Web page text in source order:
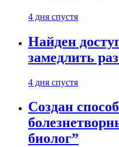
4 дня спустя
Найден
замедлить
4 дня спустя
Создан
биолог”